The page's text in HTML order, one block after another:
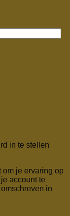
in te stellen
je ervaring op
account te
in